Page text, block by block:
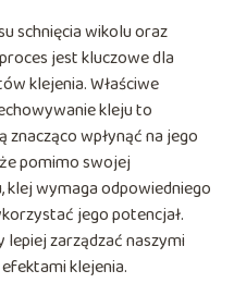
schnięcia wikolu oraz
jest kluczowe dla
klejenia. Właściwe
kleju to
wpłynąć na jego
pomimo swojej
wymaga odpowiedniego
jego potencjał.
zarządzać naszymi
klejenia.